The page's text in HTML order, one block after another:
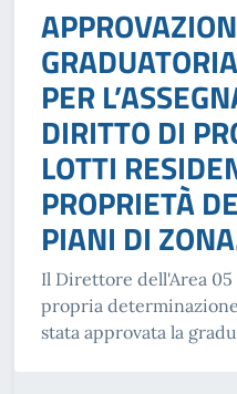
PER
DIRITTO DI
LOTTI
PROPRIETÀ
PIANI DI
Il Direttore dell'Area
propria
stata approvata la